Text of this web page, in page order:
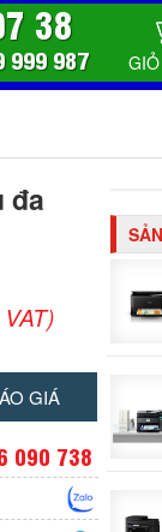
38
999 987
đa
GIÁ
090 738